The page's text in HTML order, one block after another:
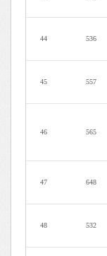
44 536
45 557
46 565
47 648
48 532